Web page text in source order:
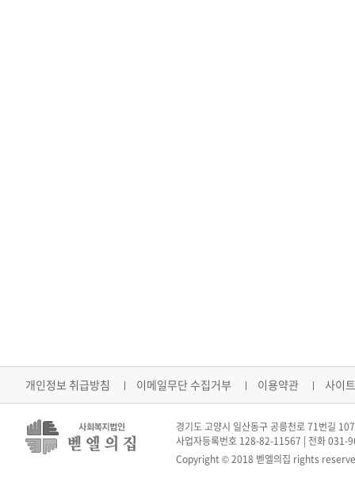
개인정보 취급방침 이메일무단 수집거부 이용약관 사이
경기도 고양시 일산동구 공릉천로 71번길
사업자등록번호 128-82-11567 | 전화
Copyright © 2018 벧엘의집 rights